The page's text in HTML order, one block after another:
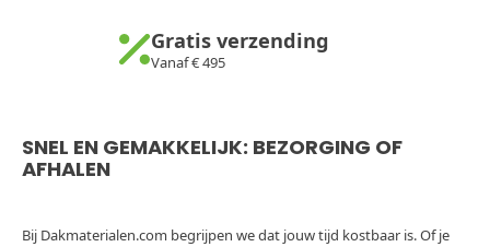
Gratis verzending
Vanaf € 495
SNEL EN GEMAKKELIJK: BEZORGING OF
AFHALEN
Bij Dakmaterialen.com begrijpen we dat jouw tijd kostbaar is. Of je